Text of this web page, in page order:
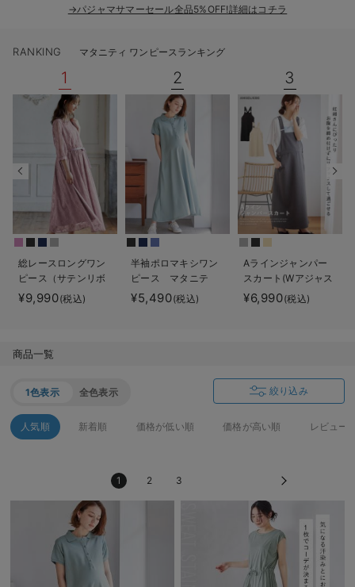
保育園・入園準備特集
ファルスカ
デロンギ
入院準備の持ち物チェック
→パジャマサマーセール全品5%OFF!詳細はコチラ
RANKING マタニティ ワンピースランキング
1
総レースロングワン
ピース（サテンリボ
ンベルト付） マタ
ニティ・授乳服【出
¥9,990(税込)
2
半袖ポロマキシワン
ピース マタニテ
ィ・授乳服【出産後
も長く使える】
¥5,490(税込)
3
Aラインジャンパー
スカート(Wアジャス
ター付) マタニテ
ィ・授乳服【出産後
¥6,990(税込)
商品一覧
1色表示 全色表示 絞り込み
人気順 新着順 価格が低い順 価格が高い順 レビュー
1 2 3